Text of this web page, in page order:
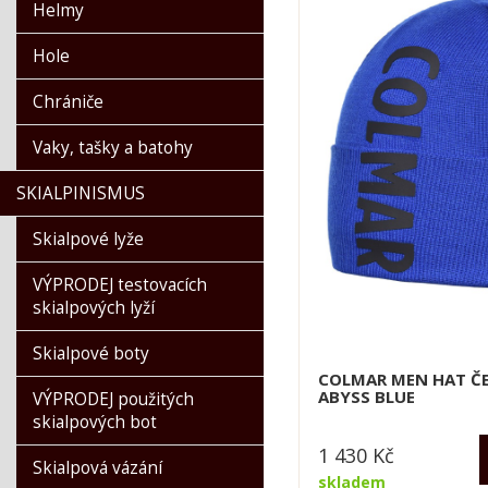
COLMAR MEN HAT
ABYSS BLUE
skladem
1 430 Kč
Kästle
Lange
Lasting
Leki
Lenz
Montana
Munkees
Neon
Ortovox
Petzl
POC
Racer 1927
Reusch
Rossignol
Salomon
Helmy
Hole
Chrániče
Vaky, tašky a batohy
SKIALPINISMUS
Skialpové lyže
VÝPRODEJ testovacích
skialpových lyží
Skialpové boty
VÝPRODEJ použitých
skialpových bot
Skialpová vázání